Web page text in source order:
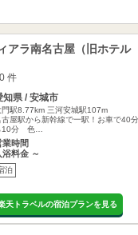
アラ南名古屋（旧ホテ
件
知県 / 安城市
門駅8.77km 三河安城駅107m
古屋駅から新幹線で一駅！お車で40
10分 色…
業時間
浴料金 ～
泊
天トラベルの宿泊プランを見る